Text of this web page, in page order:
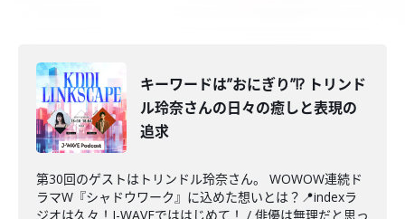
キーワードは”おにぎり”!? トリンド
ル玲奈さんの日々の癒しと表現の
追求
第30回のゲストはトリンドル玲奈さん。 WOWOW連続ド
ラマW『シャドウワーク』に込めた想いとは？📍indexラ
ジオは久々！J-WAVEでははじめて！ / 俳優は無理だと思っ